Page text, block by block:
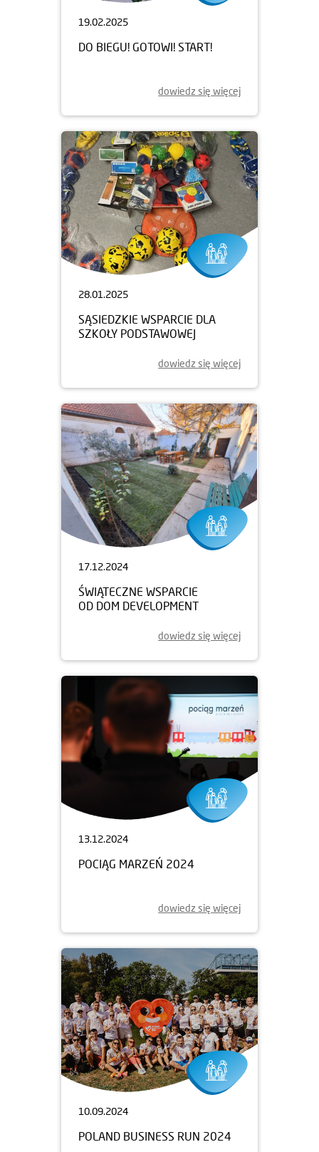
19.02.2025
DO BIEGU! GOTOWI! START!
dowiedz się więcej
28.01.2025
SĄSIEDZKIE WSPARCIE DLA
SZKOŁY PODSTAWOWEJ
dowiedz się więcej
17.12.2024
ŚWIĄTECZNE WSPARCIE
OD DOM DEVELOPMENT
dowiedz się więcej
13.12.2024
POCIĄG MARZEŃ 2024
dowiedz się więcej
10.09.2024
POLAND BUSINESS RUN 2024